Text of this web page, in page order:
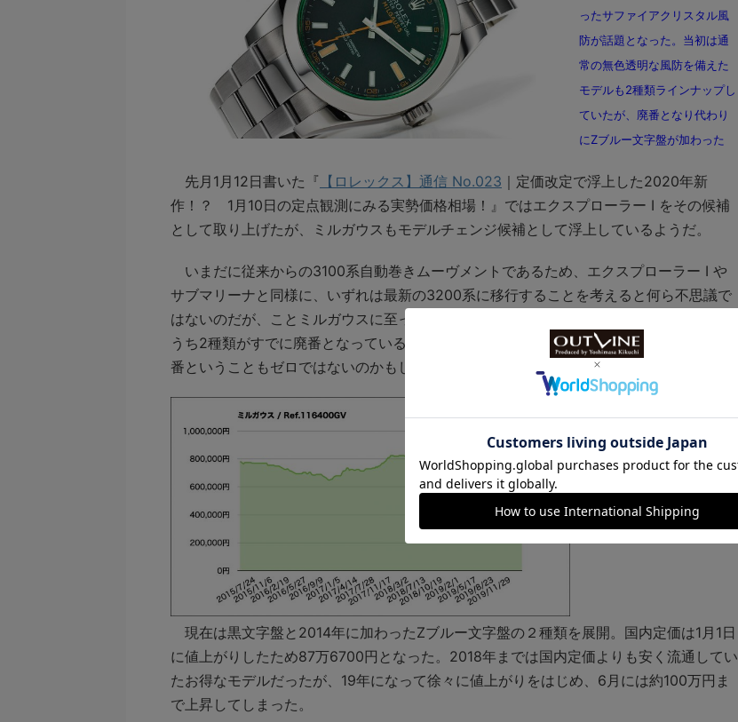
ったサファイアクリスタル風
防が話題となった。当初は通
常の無色透明な風防を備えた
モデルも2種類ラインナップし
ていたが、廃番となり代わり
にZブルー文字盤が加わった
先月1月12日書いた『 【ロレックス】通信 No.023 ｜定価改定で浮上した2020年新
作！？ 1月10日の定点観測にみる実勢価格相場！』ではエクスプローラー I をその候補
として取り上げたが、ミルガウスもモデルチェンジ候補として浮上しているようだ。
いまだに従来からの3100系自動巻きムーヴメントであるため、エクスプローラー I や
サブマリーナと同様に、いずれは最新の3200系に移行することを考えると何ら不思議で
はないのだが、ことミルガウスに至っては、登場当初にあった3種類のバリエーションの
うち2種類がすでに廃番となっていることを踏まえるとモデルチェンジではなく、次は廃
番ということもゼロではないのかもしれない。
「
ROLEX WEEKLY
DATA
」より
現在は黒文字盤と2014年に加わったZブルー文字盤の２種類を展開。国内定価は1月1日
に値上がりしたため87万6700円となった。2018年までは国内定価よりも安く流通してい
たお得なモデルだったが、19年になって徐々に値上がりをはじめ、6月には約100万円ま
で上昇してしまった。